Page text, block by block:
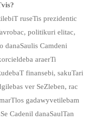
ruseTis prezidentic
politikuri elitac,
danaSaulis Camdeni
araerTi
finansebi, sakuTari
ver SeZleben, rac
gadawyvetilebam
Cadenil danaSaulTan